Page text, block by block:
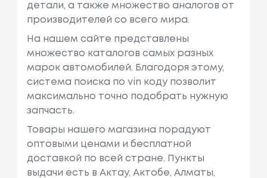
детали, а также множество аналогов от
производителей со всего мира.
На нашем сайте представлены
множество каталогов самых разных
марок автомобилей. Благодоря этому,
система поиска по vin коду позволит
максимально точно подобрать нужную
запчасть.
Товары нашего магазина порадуют
оптовыми ценами и бесплатной
доставкой по всей стране. Пункты
выдачи есть в Актау, Актобе, Алматы,